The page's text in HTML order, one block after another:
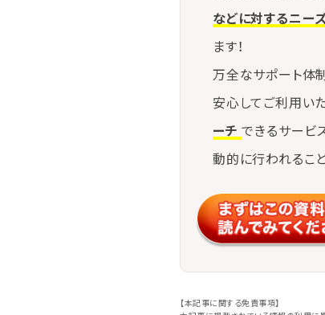
などに対するニー
ます！
万全なサポート体
安心してご利用い
ーチできるサービ
動的に行われるこ
【本記事に関する免責事項】